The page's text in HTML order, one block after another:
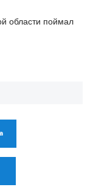
области поймал